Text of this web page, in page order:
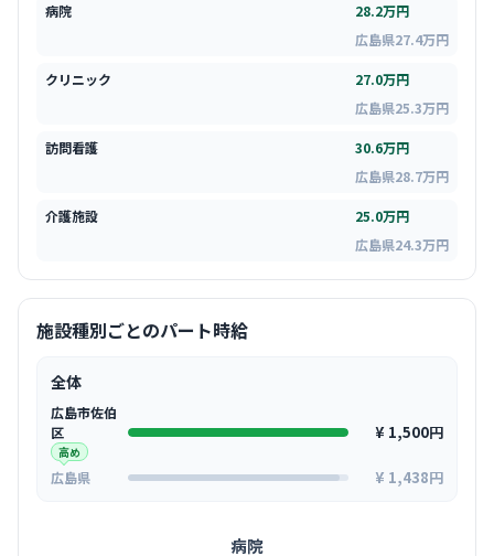
病院
28.2万円
広島県27.4万円
クリニック
27.0万円
広島県25.3万円
訪問看護
30.6万円
広島県28.7万円
介護施設
25.0万円
広島県24.3万円
施設種別ごとのパート時給
全体
広島市佐伯
区
高め
¥ 1,500円
広島県 ¥ 1,438円
病院